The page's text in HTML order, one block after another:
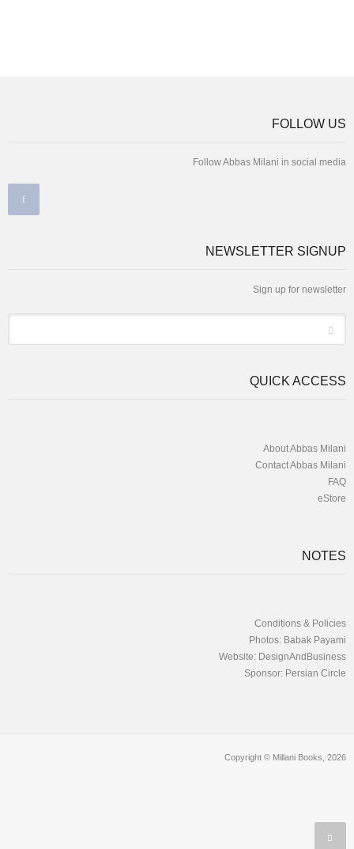
FOLLOW US
Follow Abbas Milani in social media
NEWSLETTER SIGNUP
Sign up for newsletter
QUICK ACCESS
About Abbas Milani
Contact Abbas Milani
FAQ
eStore
NOTES
Conditions & Policies
Photos: Babak Payami
Website: DesignAndBusiness
Sponsor: Persian Circle
Copyright © Millani Books, 2026